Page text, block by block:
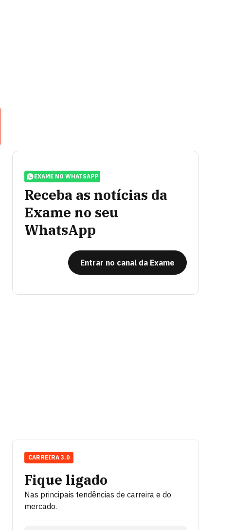
EXAME NO WHATSAPP
Receba as notícias da
Exame no seu
WhatsApp
Entrar no canal da Exame
Fique ligado
Nas principais tendências de carreira e do
mercado.
CARREIRA 3.0